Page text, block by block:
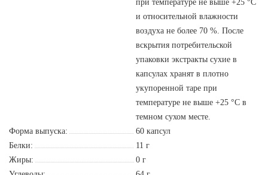
при температуре не выше +25 °С
и относительной влажности
воздуха не более 70 %. После
вскрытия потребительской
упаковки экстракты сухие в
капсулах хранят в плотно
укупоренной таре при
температуре не выше +25 °С в
темном сухом месте.
Форма выпуска:
60 капсул
Белки:
11 г
Жиры:
0 г